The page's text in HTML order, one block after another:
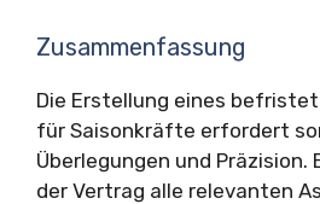
Zusammenfassung
Die Erstellung eines
für Saisonkräfte erfordert
Überlegungen und Präzision.
der Vertrag alle relevanten